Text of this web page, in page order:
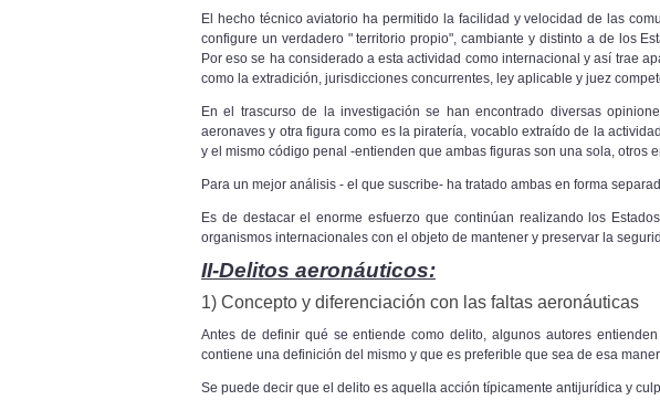
El hecho técnico aviatorio ha permitido la facilidad y velocidad de las
configure un verdadero " territorio propio", cambiante y distinto a de los
Por eso se ha considerado a esta actividad como internacional y así trae
como la extradición, jurisdicciones concurrentes, ley aplicable y juez
En el trascurso de la investigación se han encontrado diversas
aeronaves y otra figura como es la piratería, vocablo extraído de la
y el mismo código penal -entienden que ambas figuras son una sola, otros
Para un mejor análisis - el que suscribe- ha tratado ambas en forma
Es de destacar el enorme esfuerzo que continúan realizando los
organismos internacionales con el objeto de mantener y preservar la
II-Delitos aeronáuticos:
1) Concepto y diferenciación con las faltas aeronáuticas
Antes de definir qué se entiende como delito, algunos autores
contiene una definición del mismo y que es preferible que sea de esa
Se puede decir que el delito es aquella acción típicamente antijurídica y